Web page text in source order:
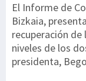
El Informe de
Bizkaia,
recuperación
niveles de los
presidenta,